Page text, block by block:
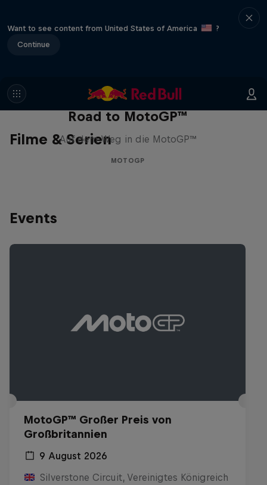
Want to see content from United States of America
?
Continue
Filme & Serien
Road to MotoGP™
Auf dem Weg in die MotoGP™
MOTOGP
Events
MotoGP™ Großer Preis von
Großbritannien
9 August 2026
Silverstone Circuit, Vereinigtes Königreich